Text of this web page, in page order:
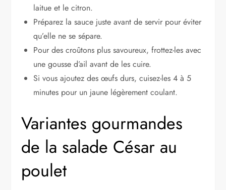
laitue et le citron.
Préparez la sauce juste avant de servir pour éviter
qu’elle ne se sépare.
Pour des croûtons plus savoureux, frottez-les avec
une gousse d’ail avant de les cuire.
Si vous ajoutez des œufs durs, cuisez-les 4 à 5
minutes pour un jaune légèrement coulant.
Variantes gourmandes
de la salade César au
poulet